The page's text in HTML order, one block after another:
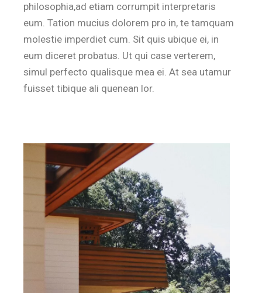
philosophia,ad etiam corrumpit interpretaris
eum. Tation mucius dolorem pro in, te tamquam
molestie imperdiet cum. Sit quis ubique ei, in
eum diceret probatus. Ut qui case verterem,
simul perfecto qualisque mea ei. At sea utamur
fuisset tibique ali quenean lor.